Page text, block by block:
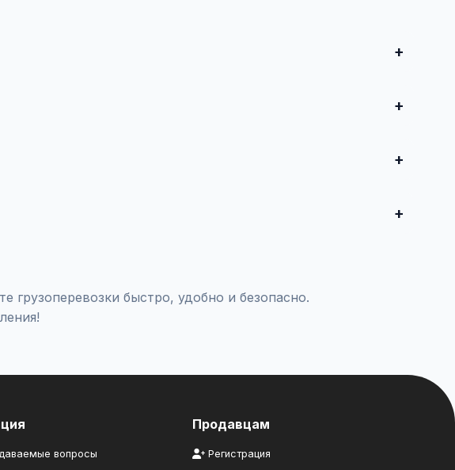
грузоперевозки быстро, удобно и безопасно.
вопросы
Продавцам
Регистрация